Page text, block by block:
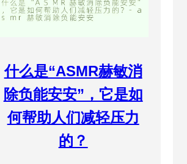
什么是“ASMR赫敏消
除负能安安”，它是如
何帮助人们减轻压力
的？